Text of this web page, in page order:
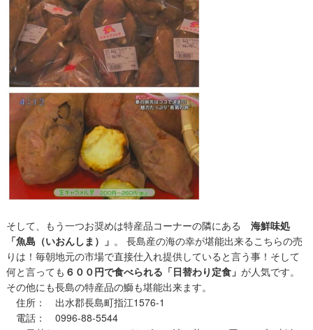
そして、もう一つお奨めは特産品コーナーの隣にある 海鮮味処
「魚島（いおんしま）」 。 長島産の海の幸が堪能出来るこちらの売
りは！毎朝地元の市場で直接仕入れ提供していると言う事！そして
何と言っても ６００円で食べられる「日替わり定食」 が人気です。
その他にも長島の特産品の鰤も堪能出来ます。
住所： 出水郡長島町指江1576-1
電話： 0996-88-5544